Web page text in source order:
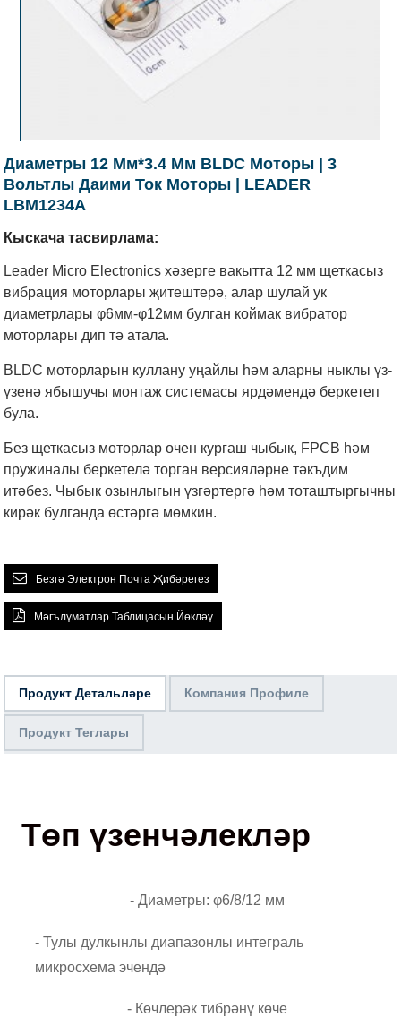
Диаметры 12 Мм*3.4 Мм BLDC Моторы | 3
Вольтлы Даими Ток Моторы | LEADER
LBM1234A
Кыскача тасвирлама:
Leader Micro Electronics хәзерге вакытта 12 мм щеткасыз
вибрация моторлары җитештерә, алар шулай ук ​​
диаметрлары φ6мм-φ12мм булган коймак вибратор
моторлары дип тә атала.
BLDC моторларын куллану уңайлы һәм аларны ныклы үз-
үзенә ябышучы монтаж системасы ярдәмендә беркетеп
була.
Без щеткасыз моторлар өчен кургаш чыбык, FPCB һәм
пружиналы беркетелә торган версияләрне тәкъдим
итәбез. Чыбык озынлыгын үзгәртергә һәм тоташтыргычны
кирәк булганда өстәргә мөмкин.
Безгә Электрон Почта Җибәрегез
Мәгълүматлар Таблицасын Йөкләү
Продукт Детальләре Компания Профиле
Продукт Теглары
Төп үзенчәлекләр
- Диаметры: φ6/8/12 мм
- Тулы дулкынлы диапазонлы интеграль
микросхема эчендә
- Көчлерәк тибрәнү көче